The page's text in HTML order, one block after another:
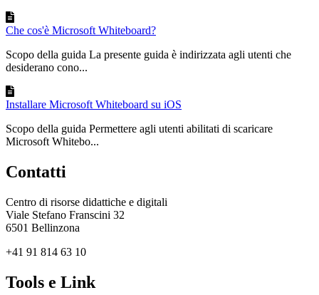
Che cos'è Microsoft Whiteboard?
Scopo della guida La presente guida è indirizzata agli utenti che
desiderano cono...
Installare Microsoft Whiteboard su iOS
Scopo della guida Permettere agli utenti abilitati di scaricare
Microsoft Whitebo...
Contatti
Centro di risorse didattiche e digitali
Viale Stefano Franscini 32
6501 Bellinzona
+41 91 814 63 10
Tools e Link